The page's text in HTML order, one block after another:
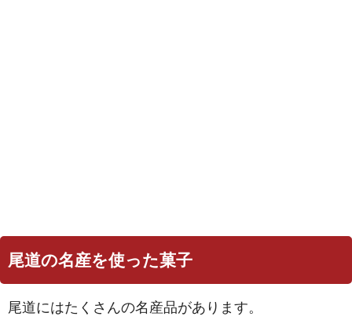
尾道の名産を使った菓子
尾道にはたくさんの名産品があります。